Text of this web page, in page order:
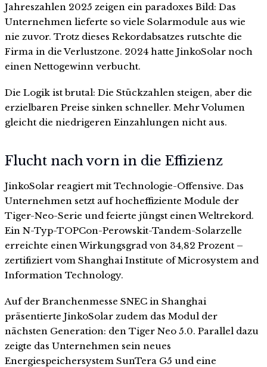
Jahreszahlen 2025 zeigen ein paradoxes Bild: Das
Unternehmen lieferte so viele Solarmodule aus wie
nie zuvor. Trotz dieses Rekordabsatzes rutschte die
Firma in die Verlustzone. 2024 hatte JinkoSolar noch
einen Nettogewinn verbucht.
Die Logik ist brutal: Die Stückzahlen steigen, aber die
erzielbaren Preise sinken schneller. Mehr Volumen
gleicht die niedrigeren Einzahlungen nicht aus.
Flucht nach vorn in die Effizienz
JinkoSolar reagiert mit Technologie-Offensive. Das
Unternehmen setzt auf hocheffiziente Module der
Tiger-Neo-Serie und feierte jüngst einen Weltrekord.
Ein N-Typ-TOPCon-Perowskit-Tandem-Solarzelle
erreichte einen Wirkungsgrad von 34,82 Prozent –
zertifiziert vom Shanghai Institute of Microsystem and
Information Technology.
Auf der Branchenmesse SNEC in Shanghai
präsentierte JinkoSolar zudem das Modul der
nächsten Generation: den Tiger Neo 5.0. Parallel dazu
zeigte das Unternehmen sein neues
Energiespeichersystem SunTera G5 und eine